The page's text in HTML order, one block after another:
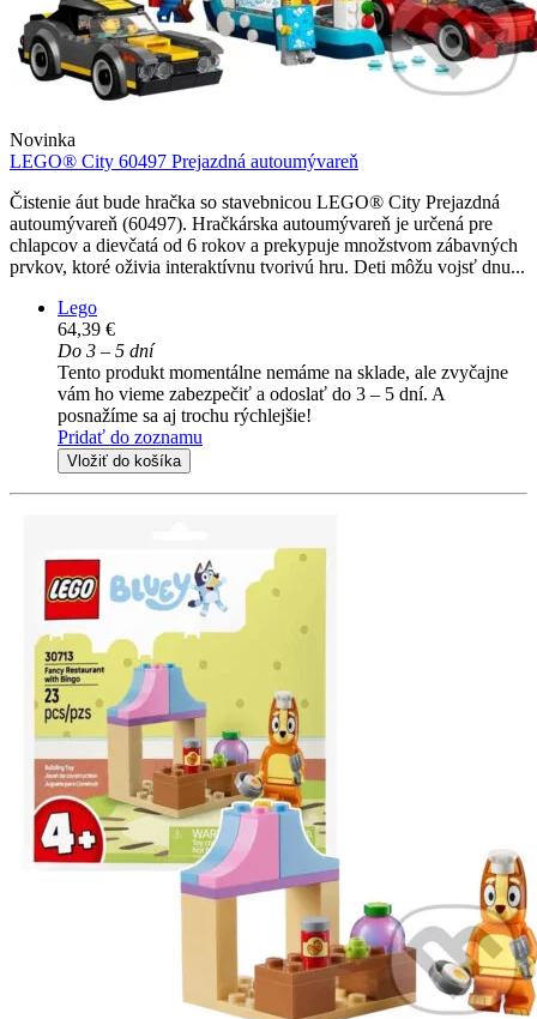
Novinka
LEGO® City 60497 Prejazdná autoumývareň
Čistenie áut bude hračka so stavebnicou LEGO® City Prejazdná
autoumývareň (60497). Hračkárska autoumývareň je určená pre
chlapcov a dievčatá od 6 rokov a prekypuje množstvom zábavných
prvkov, ktoré oživia interaktívnu tvorivú hru. Deti môžu vojsť dnu...
Lego
64,39 €
Do 3 – 5 dní
Tento produkt momentálne nemáme na sklade, ale zvyčajne
vám ho vieme zabezpečiť a odoslať do 3 – 5 dní. A
posnažíme sa aj trochu rýchlejšie!
Pridať do zoznamu
Vložiť do košíka